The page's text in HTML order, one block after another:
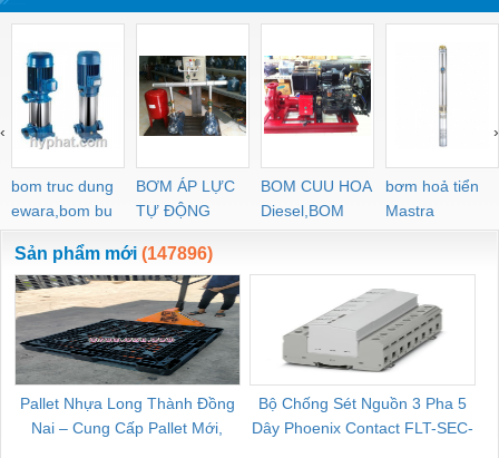
bom truc dung
ewara,bom bu
ewara
BƠM ÁP LỰC
TỰ ĐỘNG
BOM CUU HOA
Diesel,BOM
CHUA CHAY
bơm hoả tiển
Mastra
‹ ›
Sản phẩm mới (147896)
Pallet Nhựa Long Thành Đồng
Nai – Cung Cấp Pallet Mới,
Bộ Chống Sét Nguồn 3 Pha 5
Dây Phoenix Contact FLT-SEC-